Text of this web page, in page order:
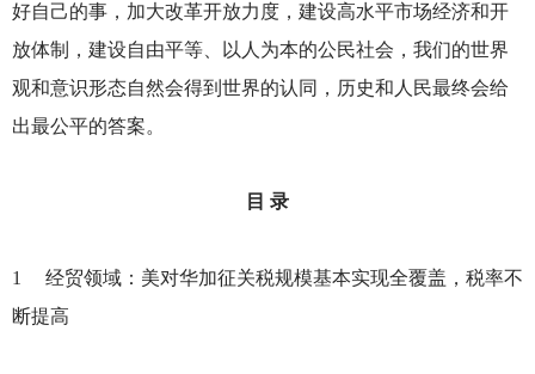
好自己的事，加大改革开放力度，建设高水平市场经济和开
放体制，建设自由平等、以人为本的公民社会，我们的世界
观和意识形态自然会得到世界的认同，历史和人民最终会给
出最公平的答案。
目 录
1 经贸领域：美对华加征关税规模基本实现全覆盖，税率不
断提高